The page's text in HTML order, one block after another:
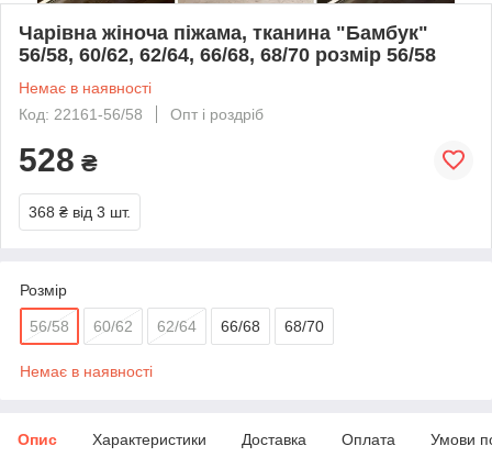
Чарівна жіноча піжама, тканина "Бамбук"
56/58, 60/62, 62/64, 66/68, 68/70 розмір 56/58
Немає в наявності
Код: 22161-56/58
Опт і роздріб
528 ₴
368 ₴ від 3 шт.
Розмір
56/58 60/62 62/64 66/68 68/70
Немає в наявності
Опис Характеристики Доставка Оплата Умови